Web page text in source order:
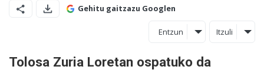
Gehitu gaitzazu Googlen
Entzun Itzuli
Tolosa Zuria Loretan ospatuko da